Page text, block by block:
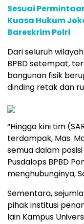
Sesuai
Kuasa Hukum
Bareskrim Polri
Dari seluruh
BPBD setempat,
bangunan fisik
dinding retak dan
“Hingga kini tim
terdampak, Mas.
semua dalam
Pusdalops BPBD
menghubunginya,
Sementara,
pihak institusi
lain Kampus